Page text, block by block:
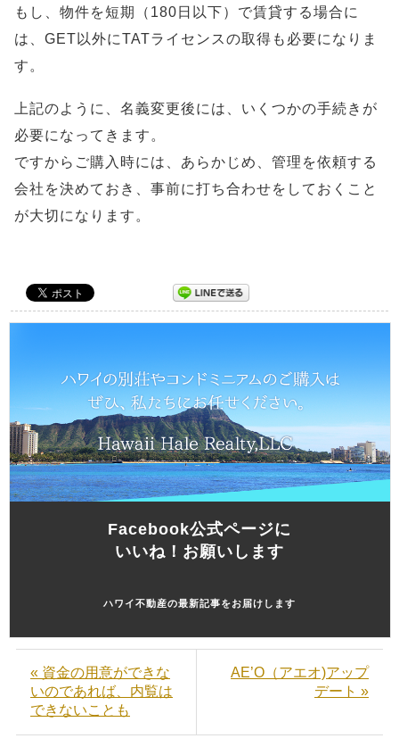
もし、物件を短期（180日以下）で賃貸する場合に
は、GET以外にTATライセンスの取得も必要になりま
す。
上記のように、名義変更後には、いくつかの手続きが
必要になってきます。
ですからご購入時には、あらかじめ、管理を依頼する
会社を決めておき、事前に打ち合わせをしておくこと
が大切になります。
Facebook公式ページに
いいね！お願いします
ハワイ不動産の最新記事をお届けします
« 資金の用意ができな
いのであれば、内覧は
できないことも
AE’O（アエオ)アップ
デート »